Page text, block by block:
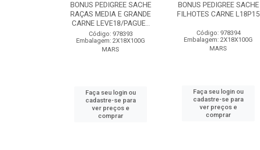
BONUS PEDIGREE SACHE
RAÇAS MEDIA E GRANDE
CARNE LEVE18/PAGUE...
Código: 978393
Embalagem: 2X18X100G
MARS
Faça seu login ou
cadastre-se para
ver preços e
comprar
BONUS PEDIGREE SACHE
FILHOTES CARNE L18P15
Código: 978394
Embalagem: 2X18X100G
MARS
Faça seu login ou
cadastre-se para
ver preços e
comprar